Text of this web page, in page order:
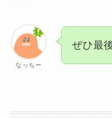
なっちー
ぜひ最